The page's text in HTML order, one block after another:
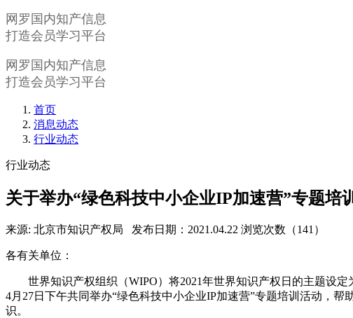
网罗国内知产信息
打造会员学习平台
网罗国内知产信息
打造会员学习平台
首页
消息动态
行业动态
行业动态
关于举办“绿色科技中小企业IP加速营”专题培
来源: 北京市知识产权局 发布日期：2021.04.22 浏览次数（141）
各有关单位：
世界知识产权组织（WIPO）将2021年世界知识产权日的主题设
4月27日下午共同举办“绿色科技中小企业IP加速营”专题培训活动，
识。